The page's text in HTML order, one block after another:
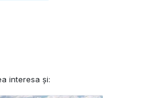
interesa și: